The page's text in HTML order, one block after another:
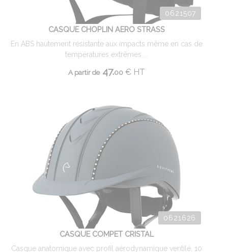
0621507
CASQUE CHOPLIN AERO STRASS
En ABS hautement résistante aux impacts même en cas de
températures extrêmes ...
A partir de47.00 €HT
0621626
CASQUE COMPET CRISTAL
Casque anatomique avec profil aérodynamique ventilé, 10